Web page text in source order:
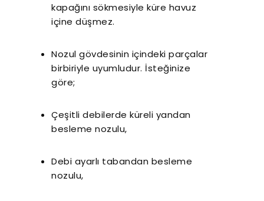
kapağını sökmesiyle küre havuz
içine düşmez.
Nozul gövdesinin içindeki parçalar
birbiriyle uyumludur. İsteğinize
göre;
Çeşitli debilerde küreli yandan
besleme nozulu,
Debi ayarlı tabandan besleme
nozulu,